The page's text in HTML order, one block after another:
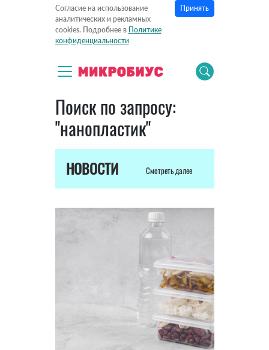
Согласие на использование
аналитических и рекламных
cookies. Подробнее в Политике
конфиденциальности
Принять
Поиск по запросу:
"нанопластик"
НОВОСТИ Смотреть далее